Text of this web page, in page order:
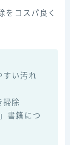
をコスパ良く
すい汚れ
掃除
書籍につ